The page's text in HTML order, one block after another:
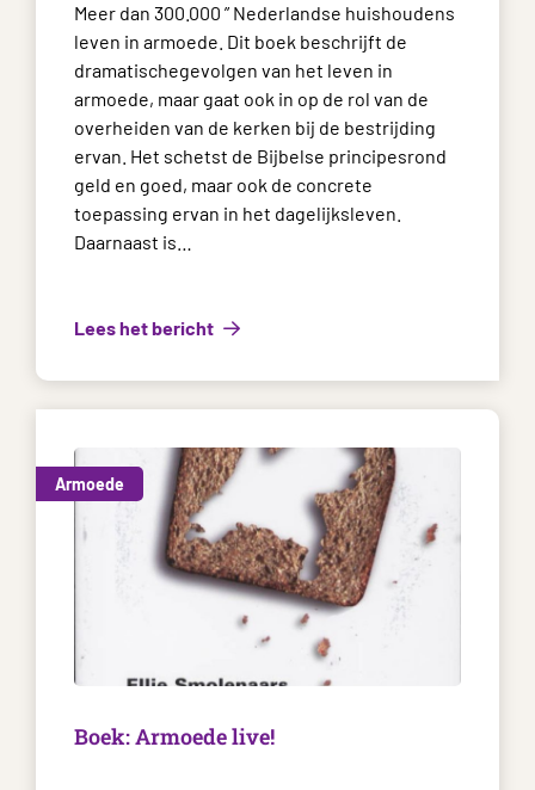
Meer dan 300.000 ” Nederlandse huishoudens
leven in armoede. Dit boek beschrijft de
dramatischegevolgen van het leven in
armoede, maar gaat ook in op de rol van de
overheiden van de kerken bij de bestrijding
ervan. Het schetst de Bijbelse principesrond
geld en goed, maar ook de concrete
toepassing ervan in het dagelijksleven.
Daarnaast is…
Lees het bericht
Armoede
Boek: Armoede live!